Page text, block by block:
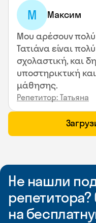
М Максим
Μου αρέσουν
Τατιάνα είναι
σχολαστική, και
υποστηρικτική
μάθησης.
Репетитор: Татьяна
Не нашли
репетитора?
на